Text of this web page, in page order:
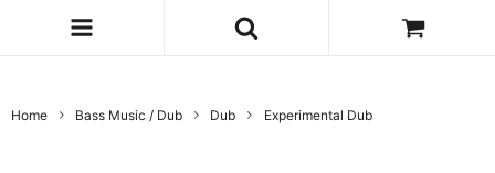
Home Bass Music / Dub Dub Experimental Dub